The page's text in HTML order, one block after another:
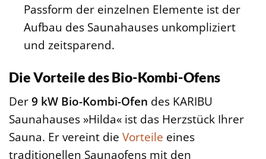
Passform der einzelnen Elemente ist der
Aufbau des Saunahauses unkompliziert
und zeitsparend.
Die Vorteile des Bio-Kombi-Ofens
Der9 kW Bio-Kombi-Ofen des KARIBU
Saunahauses »Hilda« ist das Herzstück Ihrer
Sauna. Er vereint die Vorteile eines
traditionellen Saunaofens mit den